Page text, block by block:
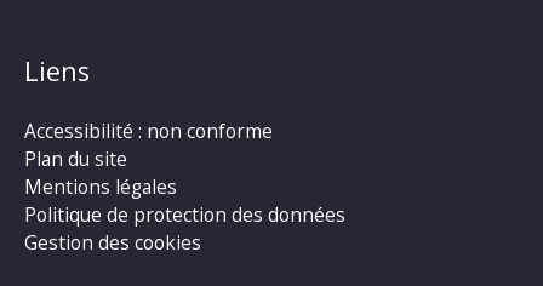
Liens
Accessibilité : non conforme
Plan du site
Mentions légales
Politique de protection des données
Gestion des cookies